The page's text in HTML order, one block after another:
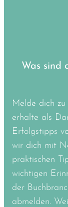
Was sind
Melde dich
erhalte als
Erfolgstipps
wir dich mit
praktischen
wichtigen
der
abmelden.